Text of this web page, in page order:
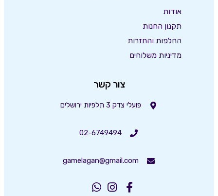
אודות
תקנון החנות
החלפות והחזרות
מדיניות משלוחים
צור קשר
פועלי צדק 3 תלפיות ירושלים
02-6749494
gamelagan@gmail.com